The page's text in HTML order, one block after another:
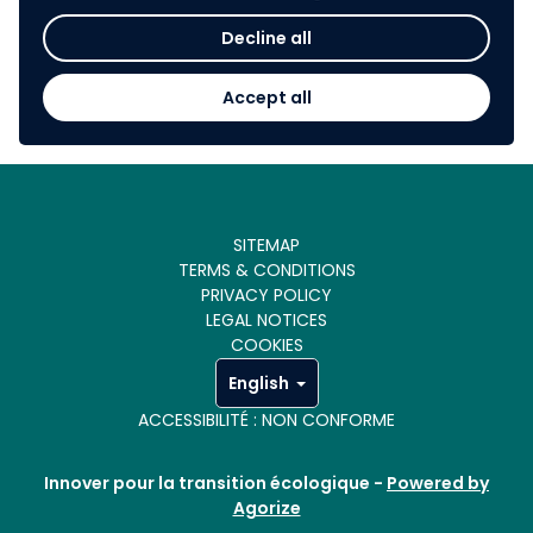
Decline all
Accept all
durable CRTL Occitanie
sophie.pirkin@crtoccitanie.fr
Tel: 07 86 46 05 17
SITEMAP
TERMS & CONDITIONS
PRIVACY POLICY
LEGAL NOTICES
COOKIES
English
ACCESSIBILITÉ : NON CONFORME
Innover pour la transition écologique - Powered by
Agorize